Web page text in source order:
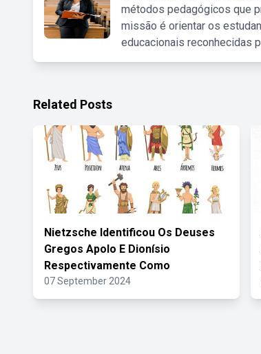
métodos pedagógicos que
missão é orientar os
educacionais reconhecidas
Related Posts
Nietzsche Identificou Os Deuses
Gregos Apolo E Dionísio
Respectivamente Como
07 September 2024